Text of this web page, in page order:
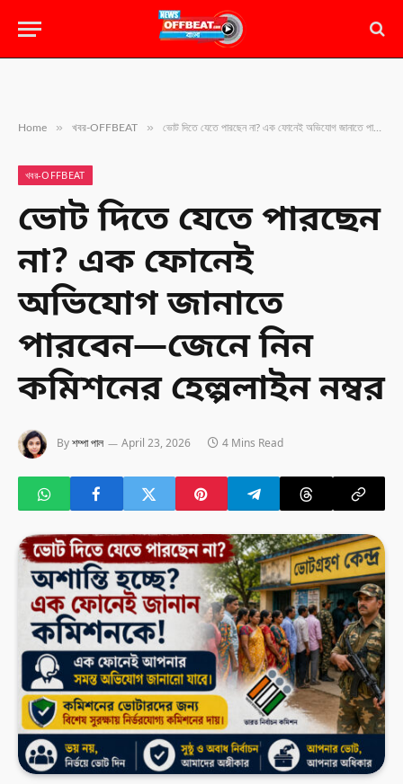
Home » খবর-OFFBEAT » ভোট দিতে যেতে পারছেন না? এক ফোনেই অভিযোগ জানাতে পারবেন—জেনে নিন কমিশনের হেল্পলাইন নম্বর
খবর-OFFBEAT
ভোট দিতে যেতে পারছেন
না? এক ফোনেই
অভিযোগ জানাতে
পারবেন—জেনে নিন
কমিশনের হেল্পলাইন নম্বর
Byশম্পা পাল April 23, 2026 4 Mins Read